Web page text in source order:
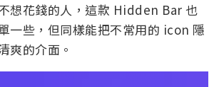
想花錢的人，這款 Hidden Bar 也
一些，但同樣能把不常用的 icon 隱
爽的介面。